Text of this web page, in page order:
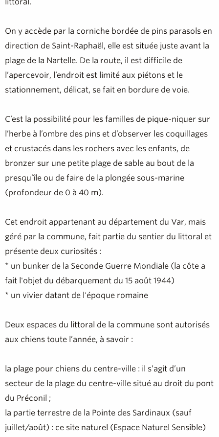
On y accède par la corniche bordée de pins parasols en
direction de Saint-Raphaël, elle est située juste avant la
plage de la Nartelle. De la route, il est difficile de
l’apercevoir, l’endroit est limité aux piétons et le
stationnement, délicat, se fait en bordure de voie.
C’est la possibilité pour les familles de pique-niquer sur
l’herbe à l’ombre des pins et d’observer les coquillages
et crustacés dans les rochers avec les enfants, de
bronzer sur une petite plage de sable au bout de la
presqu’île ou de faire de la plongée sous-marine
(profondeur de 0 à 40 m).
Cet endroit appartenant au département du Var, mais
géré par la commune, fait partie du sentier du littoral et
présente deux curiosités :
* un bunker de la Seconde Guerre Mondiale (la côte a
fait l'objet du débarquement du 15 août 1944)
* un vivier datant de l'époque romaine
Deux espaces du littoral de la commune sont autorisés
aux chiens toute l’année, à savoir :
la plage pour chiens du centre-ville : il s’agit d’un
secteur de la plage du centre-ville situé au droit du pont
du Préconil ;
la partie terrestre de la Pointe des Sardinaux (sauf
juillet/août) : ce site naturel (Espace Naturel Sensible)